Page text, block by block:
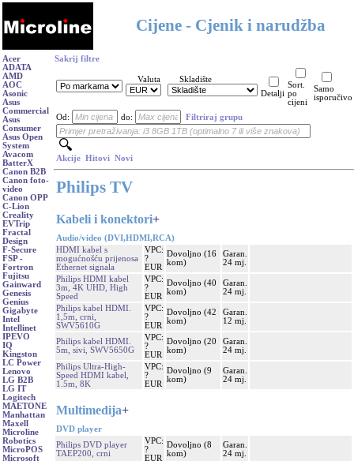
Cijene - Cjenik i narudžba
Acer
ADATA
AMD
AOC
Asonic
Asus
Commercial
Asus
Consumer
Asus Open
System
Avacom
BatterX
Canon B2B
Canon foto-
video
Canon OPP
C-Lion
Creality
EVTrip
Fractal
Design
F-Secure
FSP -
Fortron
Fujitsu
Gainward
Genesis
Genius
Gigabyte
Intel
Intellinet
IPEVO
IQ
Kingston
LC Power
Lenovo
LG B2B
LG IT
Logitech
MAETONE
Manhattan
Maxell
Microline
Robotics
MicroPOS
Microsoft
Sakrij filtre
Valuta
Skladište
Detalji
Sort.
po
cijeni
Samo
isporučivo
Od: do: Filtriraj grupu
Akcije Hitovi Novi
Philips TV
Kabeli i konektori+
Audio/video (DVI,HDMI,RCA)
HDMI kabel s
mogućnošću prijenosa
Ethernet signala
VPC:
?
EUR
Dovoljno (16
kom)
Garan.
24 mj.
Philips HDMI kabel
3m, 4K UHD, High
Speed
VPC:
?
EUR
Dovoljno (40
kom)
Garan.
24 mj.
Philips kabel HDMI.
1,5m, crni,
SWV5610G
VPC:
?
EUR
Dovoljno (42
kom)
Garan.
12 mj.
Philips kabel HDMI.
5m, sivi, SWV5650G
VPC:
?
EUR
Dovoljno (20
kom)
Garan.
24 mj.
Philips Ultra-High-
Speed HDMI kabel,
1.5m, 8K
VPC:
?
EUR
Dovoljno (9
kom)
Garan.
24 mj.
Multimedija+
DVD player
Philips DVD player
TAEP200, crni
VPC:
?
EUR
Dovoljno (8
kom)
Garan.
24 mj.